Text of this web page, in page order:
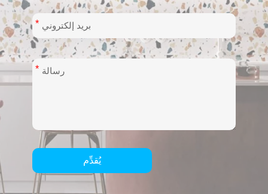
*
*
يُقدِّم
Alternative: